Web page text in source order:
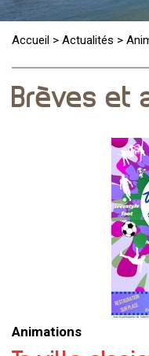
Accueil > Actualités >
Brèves et
Animations